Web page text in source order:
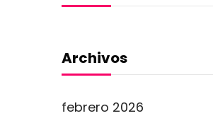
Archivos
febrero 2026